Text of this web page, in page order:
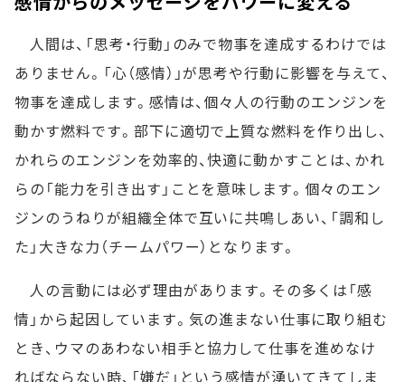
人間は、「思考・行動」のみで物事を達成するわけでは
ありません。「心（感情）」が思考や行動に影響を与えて、
物事を達成します。感情は、個々人の行動のエンジンを
動かす燃料です。部下に適切で上質な燃料を作り出し、
かれらのエンジンを効率的、快適に動かすことは、かれ
らの「能力を引き出す」ことを意味します。個々のエン
ジンのうねりが組織全体で互いに共鳴しあい、「調和し
た」大きな力（チームパワー）となります。
人の言動には必ず理由があります。その多くは「感
情」から起因しています。気の進まない仕事に取り組む
とき、ウマのあわない相手と協力して仕事を進めなけ
ればならない時、「嫌だ」という感情が湧いてきてしま